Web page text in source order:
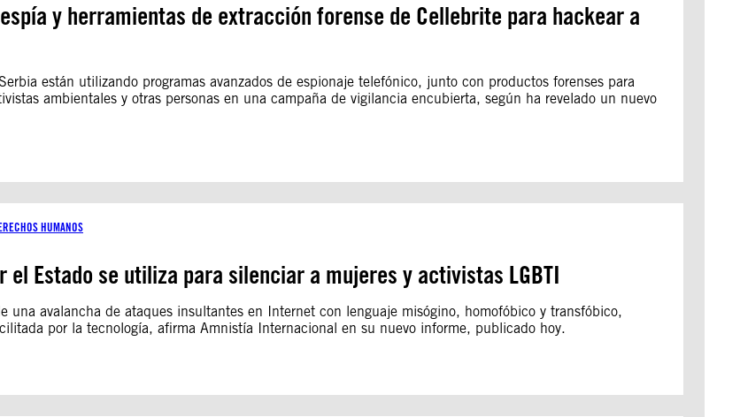
y herramientas de extracción forense de Cellebrite para hackear a
están utilizando programas avanzados de espionaje telefónico, junto con productos forenses para
ambientales y otras personas en una campaña de vigilancia encubierta, según ha revelado un nuevo
HUMANOS
Estado se utiliza para silenciar a mujeres y activistas LGBTI
una avalancha de ataques insultantes en Internet con lenguaje misógino, homofóbico y transfóbico,
por la tecnología, afirma Amnistía Internacional en su nuevo informe, publicado hoy.